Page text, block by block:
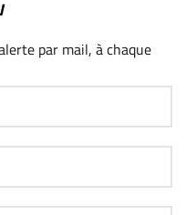
par mail, à chaque